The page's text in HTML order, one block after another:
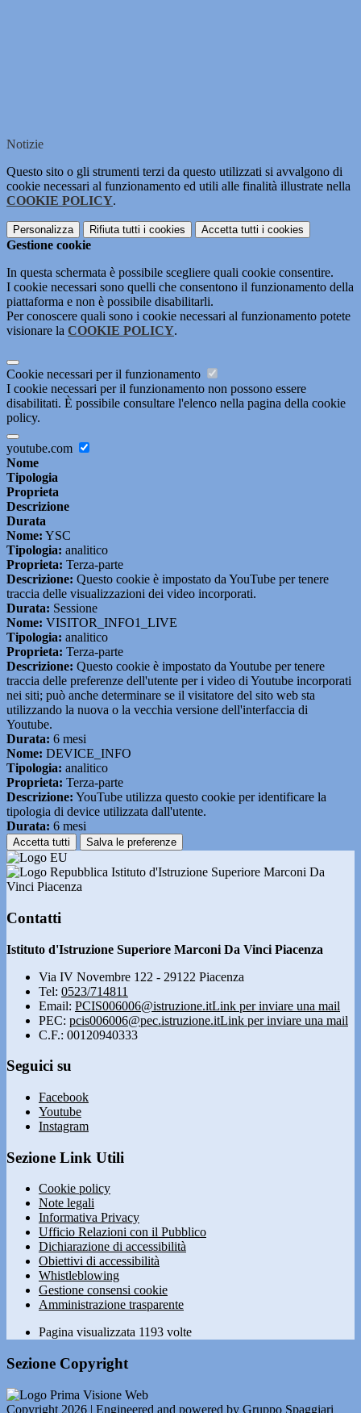
Notizie
Questo sito o gli strumenti terzi da questo utilizzati si avvalgono di
cookie necessari al funzionamento ed utili alle finalità illustrate nella
COOKIE POLICY.
Personalizza Rifiuta tutti i cookies Accetta tutti i cookies
Gestione cookie
In questa schermata è possibile scegliere quali cookie consentire.
I cookie necessari sono quelli che consentono il funzionamento della
piattaforma e non è possibile disabilitarli.
Per conoscere quali sono i cookie necessari al funzionamento potete
visionare la COOKIE POLICY.
Cookie necessari per il funzionamento
I cookie necessari per il funzionamento non possono essere
disabilitati. È possibile consultare l'elenco nella pagina della cookie
policy.
youtube.com
Nome
Tipologia
Proprieta
Descrizione
Durata
Nome: YSC
Tipologia: analitico
Proprieta: Terza-parte
Descrizione: Questo cookie è impostato da YouTube per tenere
traccia delle visualizzazioni dei video incorporati.
Durata: Sessione
Nome: VISITOR_INFO1_LIVE
Tipologia: analitico
Proprieta: Terza-parte
Descrizione: Questo cookie è impostato da Youtube per tenere
traccia delle preferenze dell'utente per i video di Youtube incorporati
nei siti; può anche determinare se il visitatore del sito web sta
utilizzando la nuova o la vecchia versione dell'interfaccia di
Youtube.
Durata: 6 mesi
Nome: DEVICE_INFO
Tipologia: analitico
Proprieta: Terza-parte
Descrizione: YouTube utilizza questo cookie per identificare la
tipologia di device utilizzata dall'utente.
Durata: 6 mesi
Accetta tutti Salva le preferenze
Istituto d'Istruzione Superiore Marconi Da
Vinci Piacenza
Contatti
Istituto d'Istruzione Superiore Marconi Da Vinci Piacenza
Via IV Novembre 122 - 29122 Piacenza
Tel: 0523/714811
Email: PCIS006006@istruzione.itLink per inviare una mail
PEC: pcis006006@pec.istruzione.itLink per inviare una mail
C.F.: 00120940333
Seguici su
Facebook
Youtube
Instagram
Sezione Link Utili
Cookie policy
Note legali
Informativa Privacy
Ufficio Relazioni con il Pubblico
Dichiarazione di accessibilità
Obiettivi di accessibilità
Whistleblowing
Gestione consensi cookie
Amministrazione trasparente
Pagina visualizzata 1193 volte
Sezione Copyright
Copyright 2026 | Engineered and powered by Gruppo Spaggiari